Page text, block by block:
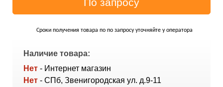
Сроки получения товара по по запросу уточняйте у оператора
Наличие товара:
Нет - Интернет магазин
Нет - СПб, Звенигородская ул. д.9-11